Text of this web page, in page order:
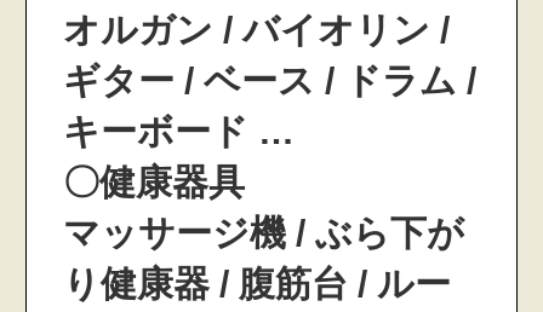
オルガン / バイオリン /
ギター / ベース / ドラム /
キーボード …
〇健康器具
マッサージ機 / ぶら下が
り健康器 / 腹筋台 / ルー